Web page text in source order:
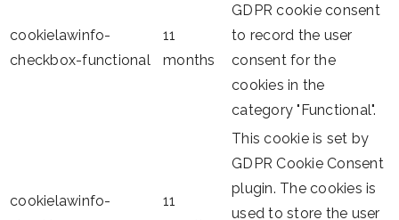
cookielawinfo-
checkbox-functional
11
months
GDPR cookie consent
to record the user
consent for the
cookies in the
category "Functional".
cookielawinfo-
11
This cookie is set by
GDPR Cookie Consent
plugin. The cookies is
used to store the user